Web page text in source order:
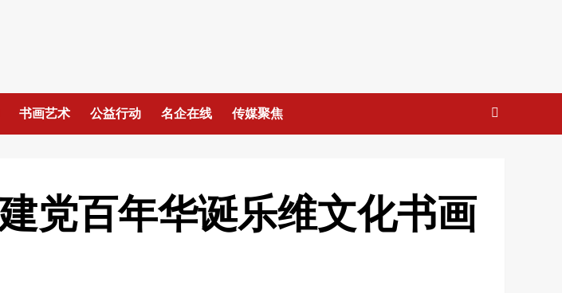
书画艺术 公益行动 名企在线 传媒聚焦
党百年华诞乐维文化书画